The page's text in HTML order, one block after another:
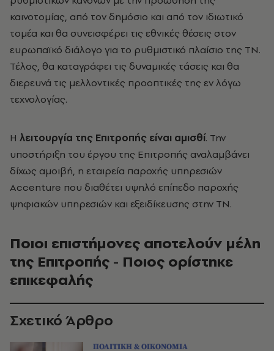
καινοτομίας, από τον δημόσιο και από τον ιδιωτικό
τομέα και θα συνεισφέρει τις εθνικές θέσεις στον
ευρωπαϊκό διάλογο για το ρυθμιστικό πλαίσιο της ΤΝ.
Τέλος, θα καταγράφει τις δυναμικές τάσεις και θα
διερευνά τις μελλοντικές προοπτικές της εν λόγω
τεχνολογίας.
Η λειτουργία της Επιτροπής είναι αμισθί. Την
υποστήριξη του έργου της Επιτροπής αναλαμβάνει
δίχως αμοιβή, η εταιρεία παροχής υπηρεσιών
Accenture που διαθέτει υψηλό επίπεδο παροχής
ψηφιακών υπηρεσιών και εξειδίκευσης στην ΤΝ.
Ποιοι επιστήμονες αποτελούν μέλη
της Επιτροπής - Ποιος ορίστηκε
επικεφαλής
Σχετικό Άρθρο
ΠΟΛΙΤΙΚΗ & ΟΙΚΟΝΟΜΙΑ